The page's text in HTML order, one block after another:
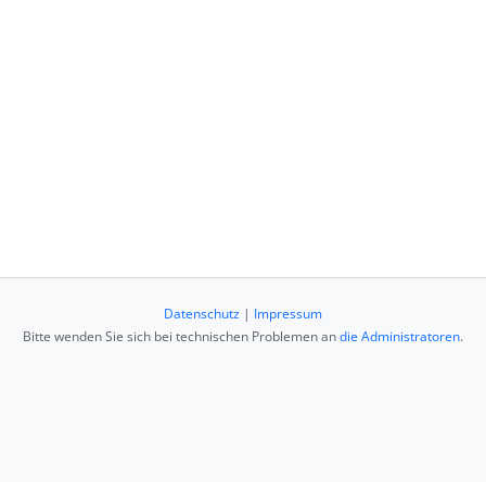
Datenschutz | Impressum
Bitte wenden Sie sich bei technischen Problemen andie Administratoren.